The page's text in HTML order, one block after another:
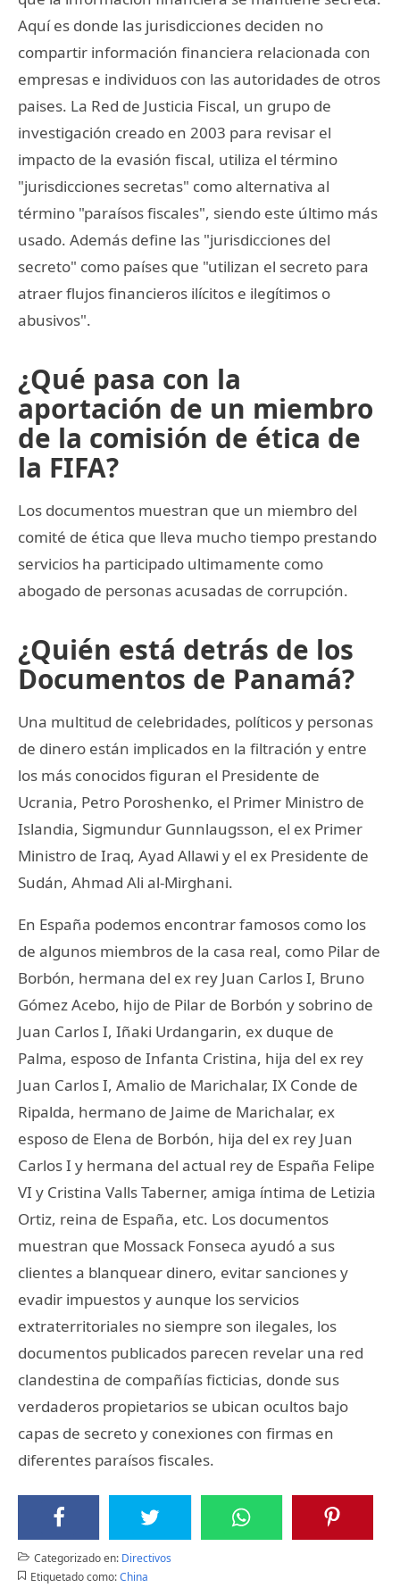
Aquí es donde las jurisdicciones deciden no
compartir información financiera relacionada con
empresas e individuos con las autoridades de otros
paises. La Red de Justicia Fiscal, un grupo de
investigación creado en 2003 para revisar el
impacto de la evasión fiscal, utiliza el término
"jurisdicciones secretas" como alternativa al
término "paraísos fiscales", siendo este último más
usado. Además define las "jurisdicciones del
secreto" como países que "utilizan el secreto para
atraer flujos financieros ilícitos e ilegítimos o
abusivos".
¿Qué pasa con la
aportación de un miembro
de la comisión de ética de
la FIFA?
Los documentos muestran que un miembro del
comité de ética que lleva mucho tiempo prestando
servicios ha participado ultimamente como
abogado de personas acusadas de corrupción.
¿Quién está detrás de los
Documentos de Panamá?
Una multitud de celebridades, políticos y personas
de dinero están implicados en la filtración y entre
los más conocidos figuran el Presidente de
Ucrania, Petro Poroshenko, el Primer Ministro de
Islandia, Sigmundur Gunnlaugsson, el ex Primer
Ministro de Iraq, Ayad Allawi y el ex Presidente de
Sudán, Ahmad Ali al-Mirghani.
En España podemos encontrar famosos como los
de algunos miembros de la casa real, como Pilar de
Borbón, hermana del ex rey Juan Carlos I, Bruno
Gómez Acebo, hijo de Pilar de Borbón y sobrino de
Juan Carlos I, Iñaki Urdangarin, ex duque de
Palma, esposo de Infanta Cristina, hija del ex rey
Juan Carlos I, Amalio de Marichalar, IX Conde de
Ripalda, hermano de Jaime de Marichalar, ex
esposo de Elena de Borbón, hija del ex rey Juan
Carlos I y hermana del actual rey de España Felipe
VI y Cristina Valls Taberner, amiga íntima de Letizia
Ortiz, reina de España, etc. Los documentos
muestran que Mossack Fonseca ayudó a sus
clientes a blanquear dinero, evitar sanciones y
evadir impuestos y aunque los servicios
extraterritoriales no siempre son ilegales, los
documentos publicados parecen revelar una red
clandestina de compañías ficticias, donde sus
verdaderos propietarios se ubican ocultos bajo
capas de secreto y conexiones con firmas en
diferentes paraísos fiscales.
Categorizado en: Directivos
Etiquetado como: China